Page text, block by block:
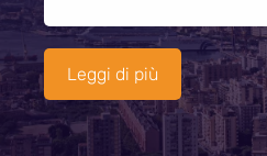
Leggi di più